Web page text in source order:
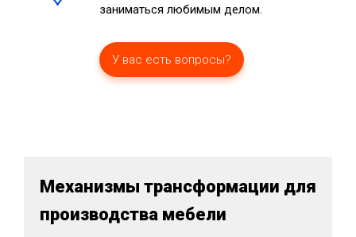
заниматься любимым делом.
У вас есть вопросы?
Механизмы трансформации для
производства мебели